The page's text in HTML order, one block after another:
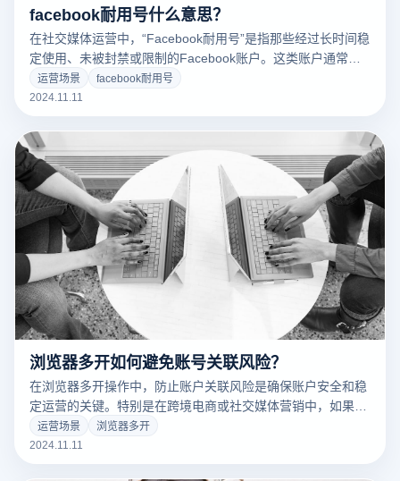
facebook耐用号什么意思？
在社交媒体运营中，“Facebook耐用号”是指那些经过长时间稳
定使用、未被封禁或限制的Facebook账户。这类账户通常有
着良好的信誉和行为历史，避免了平台对其进行封锁或其他处
罚。耐用号通常是通过合规操作、防止违反平台规则和保持活
说，拥有耐用号能够显著提高账户的使用寿命和运营稳定性，
减少在进行推广或多账户管理时的潜在风险。
运营场景
facebook耐用号
2024.11.11
浏览器多开如何避免账号关联风险？
在浏览器多开操作中，防止账户关联风险是确保账户安全和稳
定运营的关键。特别是在跨境电商或社交媒体营销中，如果平
台识别出多个账户之间的关联，可能会导致账户封禁、功能限
制等处罚。为了有效规避这些风险，用户需要采取技术措施，
运营场景
浏览器多开
2024.11.11